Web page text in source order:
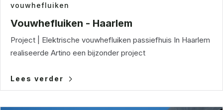
vouwhefluiken
Vouwhefluiken - Haarlem
Project | Elektrische vouwhefluiken passiefhuis In Haarlem
realiseerde Artino een bijzonder project
Lees verder